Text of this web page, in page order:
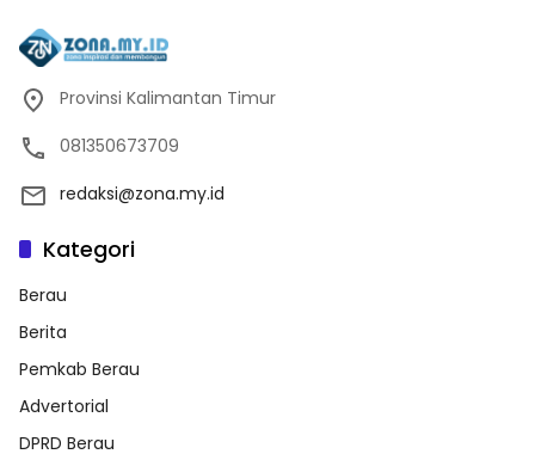
Provinsi Kalimantan Timur
081350673709
redaksi@zona.my.id
Kategori
Berau
Berita
Pemkab Berau
Advertorial
DPRD Berau